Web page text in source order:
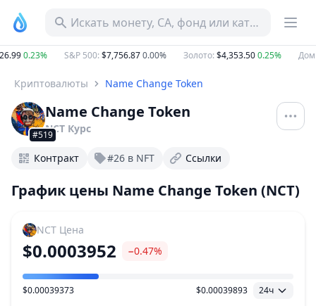
Искать монету, CA, фонд или категорию
0.23% S&P 500:$7,756.870.00% Золото:$4,353.500.25%
Криптовалюты Name Change Token
#519
Name Change Token
NCT Курс
Контракт #26 в NFT Ссылки
График цены Name Change Token (NCT)
NCT Цена
$0.0003952 −0.47%
Ценовой диапазон
$0.00039373 $0.00039893 24ч